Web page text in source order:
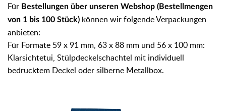
Für Bestellungen über unseren Webshop (Bestellmengen
von 1 bis 100 Stück) können wir folgende Verpackungen
anbieten:
Für Formate 59 x 91 mm, 63 x 88 mm und 56 x 100 mm:
Klarsichtetui, Stülpdeckelschachtel mit individuell
bedrucktem Deckel odersilberne Metallbox.